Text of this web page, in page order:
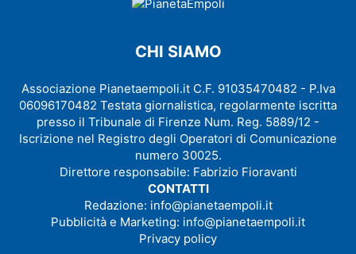
CHI SIAMO
Associazione Pianetaempoli.it C.F. 91035470482 - P.Iva
06096170482 Testata giornalistica, regolarmente iscritta
presso il Tribunale di Firenze Num. Reg. 5889/12 -
Iscrizione nel Registro degli Operatori di Comunicazione
numero 30025.
Direttore responsabile: Fabrizio Fioravanti
CONTATTI
Redazione: info@pianetaempoli.it
Pubblicità e Marketing: info@pianetaempoli.it
Privacy policy